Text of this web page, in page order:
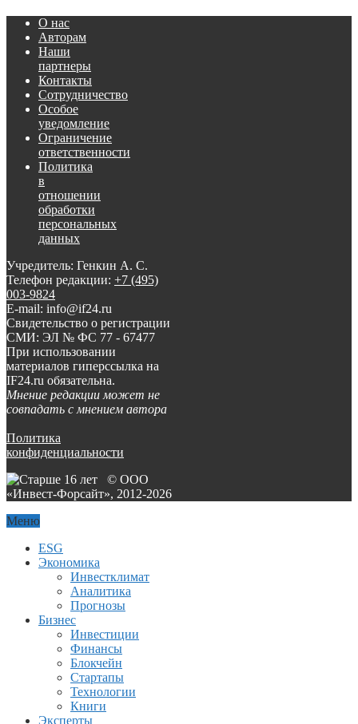
О нас
Авторам
Наши
партнеры
Контакты
Сотрудничество
Особое
уведомление
Ограничение
ответственности
Политика
в
отношении
обработки
персональных
данных
Учредитель: Генкин А. С.
Телефон редакции: +7 (495)
003-9824
E-mail: info@if24.ru
Свидетельство о регистрации
СМИ: ЭЛ № ФС 77 - 67477
При использовании
материалов гиперссылка на
IF24.ru обязательна.
Мнение редакции может не
совпадать с мнением автора
Политика
конфиденциальности
© ООО
«Инвест-Форсайт», 2012-2026
Меню
ESG
Экономика
Инвестклимат
Аналитика
Прогнозы
Бизнес
Инвестиции
Финансы
Блокчейн
Стартапы
Технологии
Книги
Эксперты